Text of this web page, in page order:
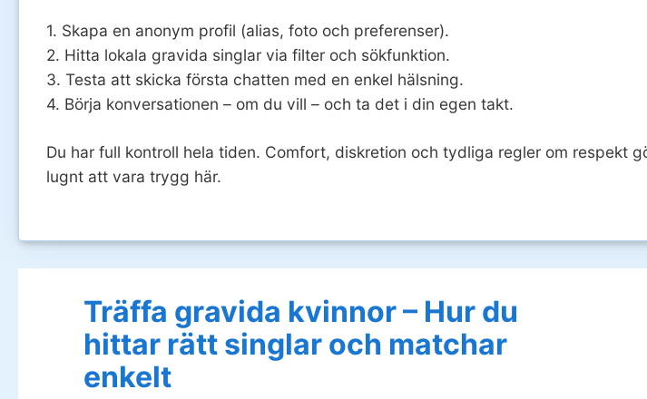
1. Skapa en anonym profil (alias, foto och preferenser).
2. Hitta lokala gravida singlar via filter och sökfunktion.
3. Testa att skicka första chatten med en enkel hälsning.
4. Börja konversationen – om du vill – och ta det i din egen takt.
Du har full kontroll hela tiden. Comfort, diskretion och tydliga regler om
lugnt att vara trygg här.
Träffa gravida kvinnor – Hur du
hittar rätt singlar och matchar
enkelt